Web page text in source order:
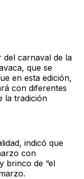
del carnaval de la
que se
en esta edición,
con diferentes
la tradición
indicó que
con
brinco de “el